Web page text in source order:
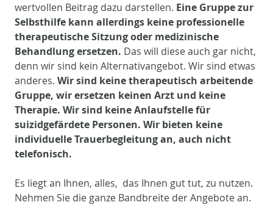
wertvollen Beitrag dazu darstellen. Eine Gruppe zur
Selbsthilfe kann allerdings keine professionelle
therapeutische Sitzung oder medizinische
Behandlung ersetzen. Das will diese auch gar nicht,
denn wir sind kein Alternativangebot. Wir sind etwas
anderes. Wir sind keine therapeutisch arbeitende
Gruppe, wir ersetzen keinen Arzt und keine
Therapie. Wir sind keine Anlaufstelle für
suizidgefärdete Personen. Wir bieten keine
individuelle Trauerbegleitung an, auch nicht
telefonisch.
Es liegt an Ihnen, alles, das Ihnen gut tut, zu nutzen.
Nehmen Sie die ganze Bandbreite der Angebote an.